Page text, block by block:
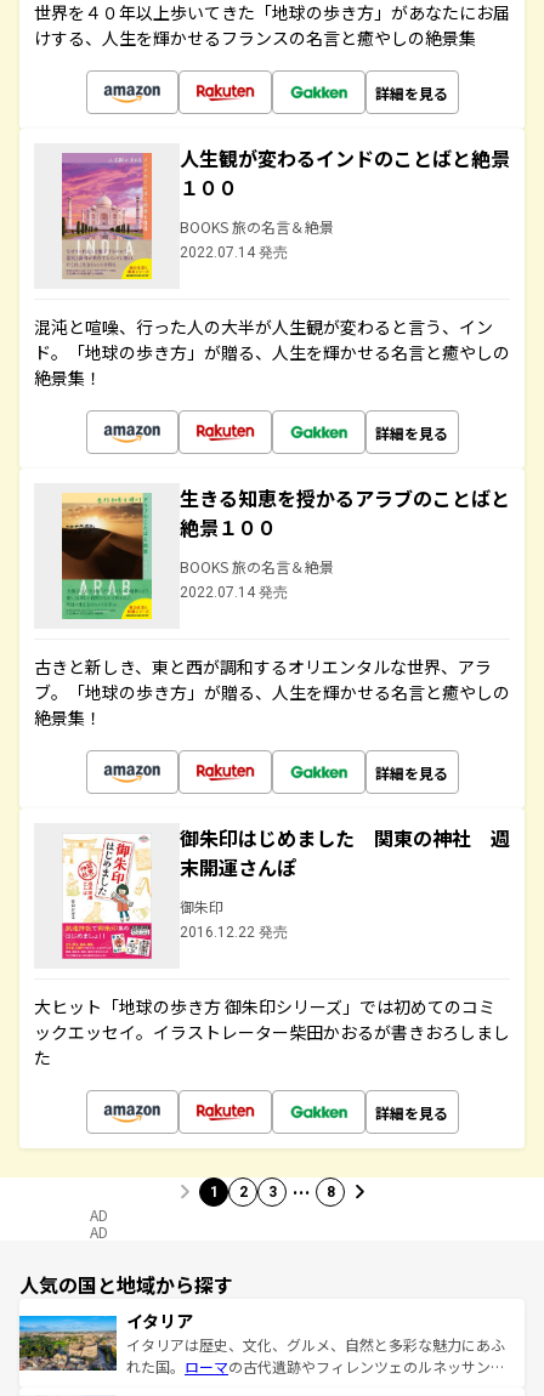
世界を４０年以上歩いてきた「地球の歩き方」があなたにお届
けする、人生を輝かせるフランスの名言と癒やしの絶景集
詳細を見る
人生観が変わるインドのことばと絶景
１００
BOOKS 旅の名言＆絶景
2022.07.14 発売
混沌と喧噪、行った人の大半が人生観が変わると言う、イン
ド。「地球の歩き方」が贈る、人生を輝かせる名言と癒やしの
絶景集！
詳細を見る
生きる知恵を授かるアラブのことばと
絶景１００
BOOKS 旅の名言＆絶景
2022.07.14 発売
古きと新しき、東と西が調和するオリエンタルな世界、アラ
ブ。「地球の歩き方」が贈る、人生を輝かせる名言と癒やしの
絶景集！
詳細を見る
御朱印はじめました 関東の神社 週
末開運さんぽ
御朱印
2016.12.22 発売
大ヒット「地球の歩き方 御朱印シリーズ」では初めてのコミ
ックエッセイ。イラストレーター柴田かおるが書きおろしまし
た
詳細を見る
1 2 3 … 8
AD
AD
人気の国と地域から探す
イタリア
イタリアは歴史、文化、グルメ、自然と多彩な魅力にあふ
れた国。 ローマの古代遺跡やフィレンツェのルネッサンス